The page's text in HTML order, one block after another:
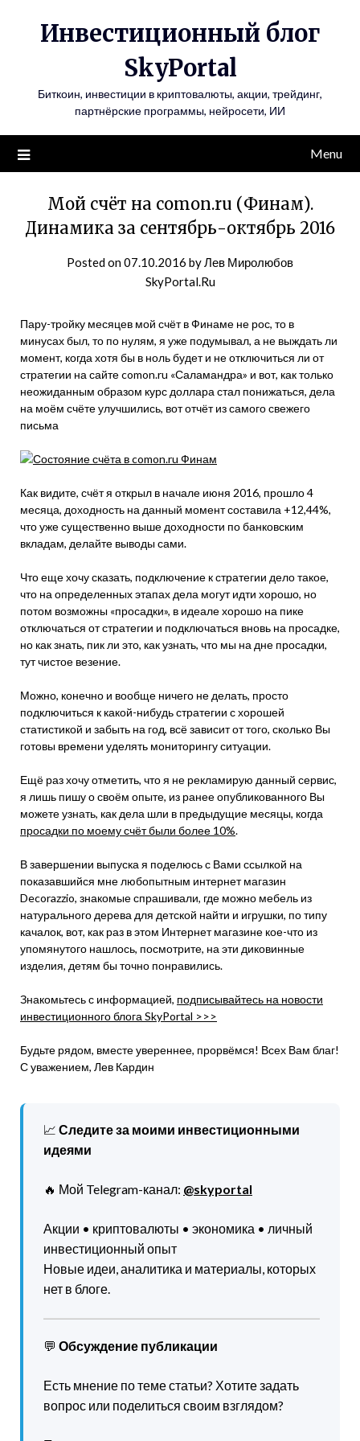
Инвестиционный блог
SkyPortal
Биткоин, инвестиции в криптовалюты, акции, трейдинг,
партнёрские программы, нейросети, ИИ
Menu
Мой счёт на comon.ru (Финам).
Динамика за сентябрь-октябрь 2016
Posted on07.10.2016 byЛев Миролюбов
SkyPortal.Ru
Пару-тройку месяцев мой счёт в Финаме не рос, то в
минусах был, то по нулям, я уже подумывал, а не выждать ли
момент, когда хотя бы в ноль будет и не отключиться ли от
стратегии на сайте comon.ru «Саламандра» и вот, как только
неожиданным образом курс доллара стал понижаться, дела
на моём счёте улучшились, вот отчёт из самого свежего
письма
Как видите, счёт я открыл в начале июня 2016, прошло 4
месяца, доходность на данный момент составила +12,44%,
что уже существенно выше доходности по банковским
вкладам, делайте выводы сами.
Что еще хочу сказать, подключение к стратегии дело такое,
что на определенных этапах дела могут идти хорошо, но
потом возможны «просадки», в идеале хорошо на пике
отключаться от стратегии и подключаться вновь на просадке,
но как знать, пик ли это, как узнать, что мы на дне просадки,
тут чистое везение.
Можно, конечно и вообще ничего не делать, просто
подключиться к какой-нибудь стратегии с хорошей
статистикой и забыть на год, всё зависит от того, сколько Вы
готовы времени уделять мониторингу ситуации.
Ещё раз хочу отметить, что я не рекламирую данный сервис,
я лишь пишу о своём опыте, из ранее опубликованного Вы
можете узнать, как дела шли в предыдущие месяцы, когда
просадки по моему счёт были более 10%.
В завершении выпуска я поделюсь с Вами ссылкой на
показавшийся мне любопытным интернет магазин
Decorazzio, знакомые спрашивали, где можно мебель из
натурального дерева для детской найти и игрушки, по типу
качалок, вот, как раз в этом Интернет магазине кое-что из
упомянутого нашлось, посмотрите, на эти диковинные
изделия, детям бы точно понравились.
Знакомьтесь с информацией, подписывайтесь на новости
инвестиционного блога SkyPortal >>>
Будьте рядом, вместе увереннее, прорвёмся! Всех Вам благ!
С уважением, Лев Кардин
📈 Следите за моими инвестиционными
идеями
🔥 Мой Telegram-канал: @skyportal
Акции • криптовалюты • экономика • личный
инвестиционный опыт
Новые идеи, аналитика и материалы, которых
нет в блоге.
💬 Обсуждение публикации
Есть мнение по теме статьи? Хотите задать
вопрос или поделиться своим взглядом?